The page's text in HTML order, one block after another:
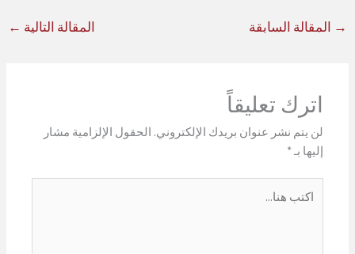
→ المقالة السابقة المقالة التالية ←
اترك تعليقاً
لن يتم نشر عنوان بريدك الإلكتروني. الحقول الإلزامية مشار
إليها بـ *
هنا...